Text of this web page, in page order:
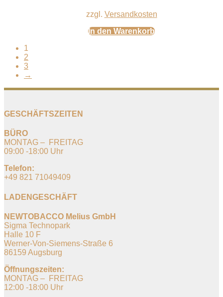
zzgl. Versandkosten
In den Warenkorb
1
2
3
→
GESCHÄFTSZEITEN
BÜRO
MONTAG – FREITAG
09:00 -18:00 Uhr
Telefon:
+49 821 71049409
LADENGESCHÄFT
NEWTOBACCO Melius GmbH
Sigma Technopark
Halle 10 F
Werner-Von-Siemens-Straße 6
86159 Augsburg
Öffnungszeiten:
MONTAG – FREITAG
12:00 -18:00 Uhr